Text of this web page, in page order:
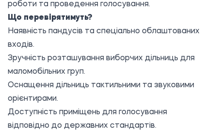
роботи та проведення голосування.
Що перевірятимуть?
Наявність пандусів та спеціально облаштованих
входів.
Зручність розташування виборчих дільниць для
маломобільних груп.
Оснащення дільниць тактильними та звуковими
орієнтирами.
Доступність приміщень для голосування
відповідно до державних стандартів.